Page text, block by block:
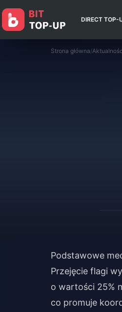
DIRECT TOP-
Strona główna/
Podstawowe
Przejęcie flagi
o wartości 25%
co promuje